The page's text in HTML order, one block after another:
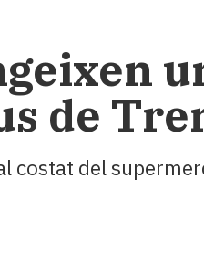
de
costat del